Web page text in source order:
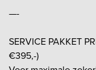
—-
SERVICE PAKKET
€395,-)